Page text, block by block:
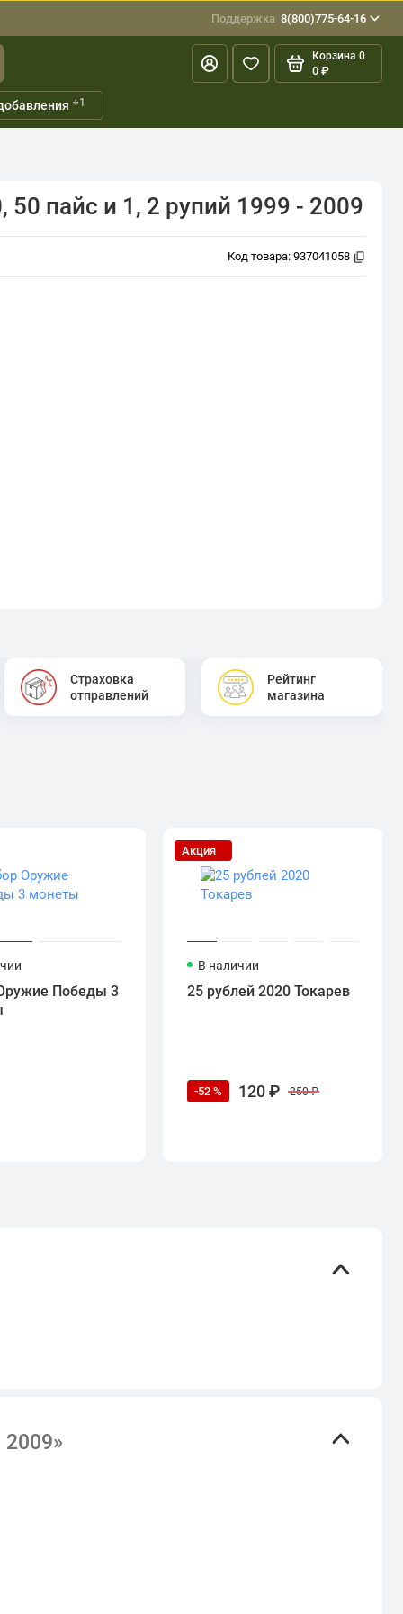
Поддержка 8(800)775-64-16
Корзина 0
0 ₽
+1
пайс и 1, 2 рупий 1999 - 2009
Код товара: 937041058
Страховка
отправлений
Рейтинг
магазина
Победы 3
Акция
В наличии
25 рублей 2020 Токарев
-52 % 120 ₽ 250 ₽
2009»